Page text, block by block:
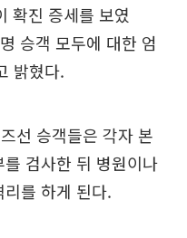
확진 증세를 보였
승객 모두에 대한 엄
밝혔다.
선 승객들은 각자 본
검사한 뒤 병원이나
를 하게 된다.